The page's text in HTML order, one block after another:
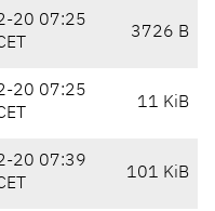
20 07:25
3726 B
20 07:25
11 KiB
20 07:39
101 KiB